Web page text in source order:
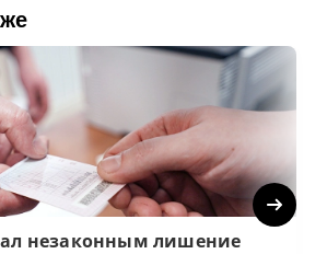
незаконным лишение
Next